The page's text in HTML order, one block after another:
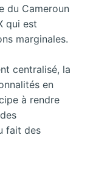
du Cameroun
qui est
marginales.
centralisé, la
en
à rendre
fait des